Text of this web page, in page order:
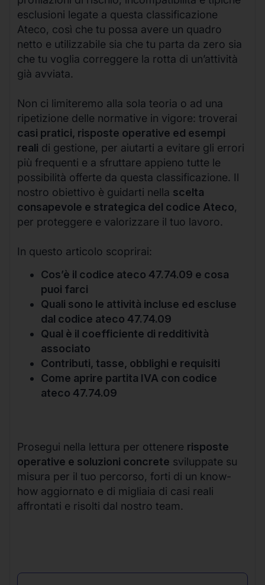
esclusioni legate a questa classificazione
Ateco, così che tu possa avere un quadro
netto e utilizzabile sia che tu parta da zero sia
che tu voglia correggere la rotta di un’attività
già avviata.
Non ci limiteremo alla sola teoria o ad una
ripetizione delle normative in vigore: troverai
casi pratici, risposte operative ed esempi
reali di gestione, per aiutarti a evitare gli errori
più frequenti e a sfruttare appieno tutte le
possibilità offerte da questa classificazione. Il
nostro obiettivo è guidarti nella scelta
consapevole e strategica del codice Ateco,
per proteggere e valorizzare il tuo lavoro.
In questo articolo scoprirai:
Cos’è il codice ateco 47.74.09 e cosa
puoi farci
Quali sono le attività incluse ed escluse
dal codice ateco 47.74.09
Qual è il coefficiente di redditività
associato
Contributi, tasse, obblighi e requisiti
Come aprire partita IVA con codice
ateco 47.74.09
Prosegui nella lettura per ottenere risposte
operative e soluzioni concrete sviluppate su
misura per il tuo percorso, forti di un know-
how aggiornato e di migliaia di casi reali
affrontati e risolti dal nostro team.